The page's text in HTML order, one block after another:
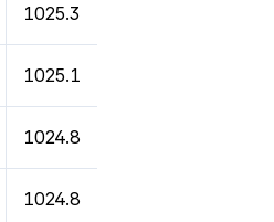
1025.3
1025.1
1024.8
1024.8